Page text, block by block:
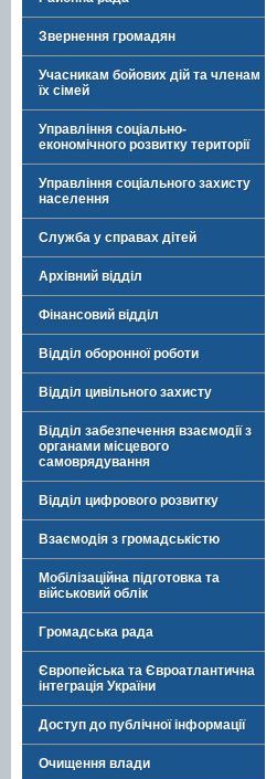
Звернення громадян
Учасникам бойових дій та членам
їх сімей
Управління соціально-
економічного розвитку території
Управління соціального захисту
населення
Служба у справах дітей
Архівний відділ
Фінансовий відділ
Відділ оборонної роботи
Відділ цивільного захисту
Відділ забезпечення взаємодії з
органами місцевого
самоврядування
Відділ цифрового розвитку
Взаємодія з громадськістю
Мобілізаційна підготовка та
військовий облік
Громадська рада
Європейська та Євроатлантична
інтеграція України
Доступ до публічної інформації
Очищення влади